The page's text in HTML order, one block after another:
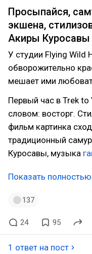
Просыпайся,
экшена,
Акиры Куросавы
У студии Flying Wild
обворожительно
мешает ими
Первый час в Trek to
словом: восторг.
фильм картинка
традиционный
Куросавы, музыка
Показать полностью
137
24 95
1 ответ на пост